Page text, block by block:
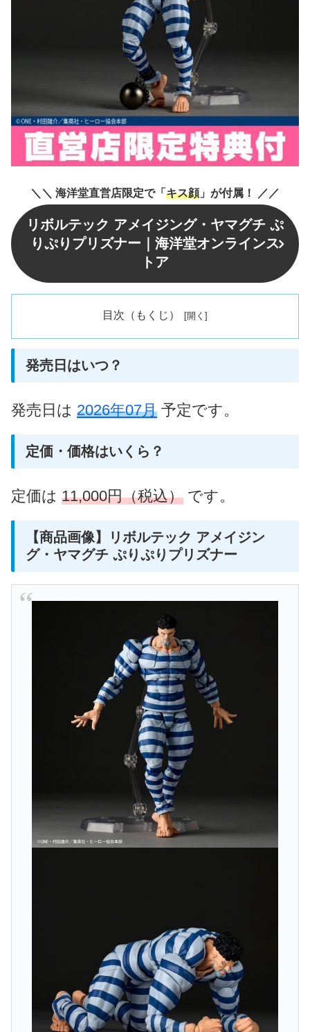
＼ ＼ 海洋堂直営店限定で「 キス顔」が付属！ ／ ／
リボルテック アメイジング・ヤマグチ ぷ
りぷりプリズナー｜海洋堂オンラインス
トア
目次（もくじ）
発売日はいつ？
発売日は 2026年07月 予定です。
定価・価格はいくら？
定価は 11,000円（税込） です。
【商品画像】リボルテック アメイジン
グ・ヤマグチ ぷりぷりプリズナー